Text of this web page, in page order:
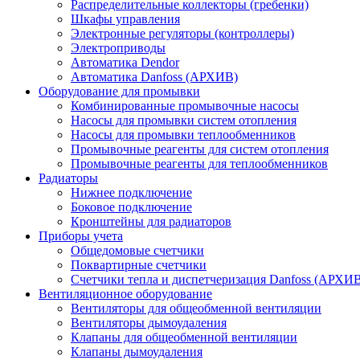
Распределительные коллекторы (гребенки)
Шкафы управления
Электронные регуляторы (контроллеры)
Электроприводы
Автоматика Dendor
Автоматика Danfoss (АРХИВ)
Оборудование для промывки
Комбинированные промывочные насосы
Насосы для промывки систем отопления
Насосы для промывки теплообменников
Промывочные реагенты для систем отопления
Промывочные реагенты для теплообменников
Радиаторы
Нижнее подключение
Боковое подключение
Кронштейны для радиаторов
Приборы учета
Общедомовые счетчики
Поквартирные счетчики
Счетчики тепла и диспетчеризация Danfoss
Вентиляционное оборудование
Вентиляторы для общеобменной вентиляции
Вентиляторы дымоудаления
Клапаны для общеобменной вентиляции
Клапаны дымоудаления